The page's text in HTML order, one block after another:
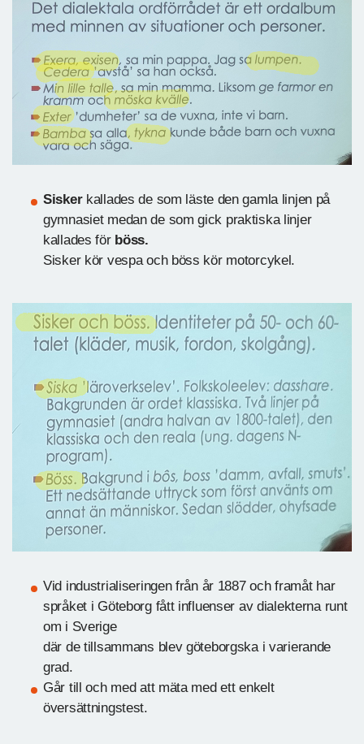
Siskerkallades de som läste den gamla linjen på
gymnasiet medan de som gick praktiska linjer
kallades för böss.
Sisker kör vespa och böss kör motorcykel.
Vid industrialiseringen från år 1887 och framåt har
språket i Göteborg fått influenser av dialekterna runt
om i Sverige
där de tillsammans blev göteborgska i varierande
grad.
Går till och med att mäta med ett enkelt
översättningstest.